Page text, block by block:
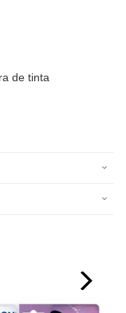
de tinta